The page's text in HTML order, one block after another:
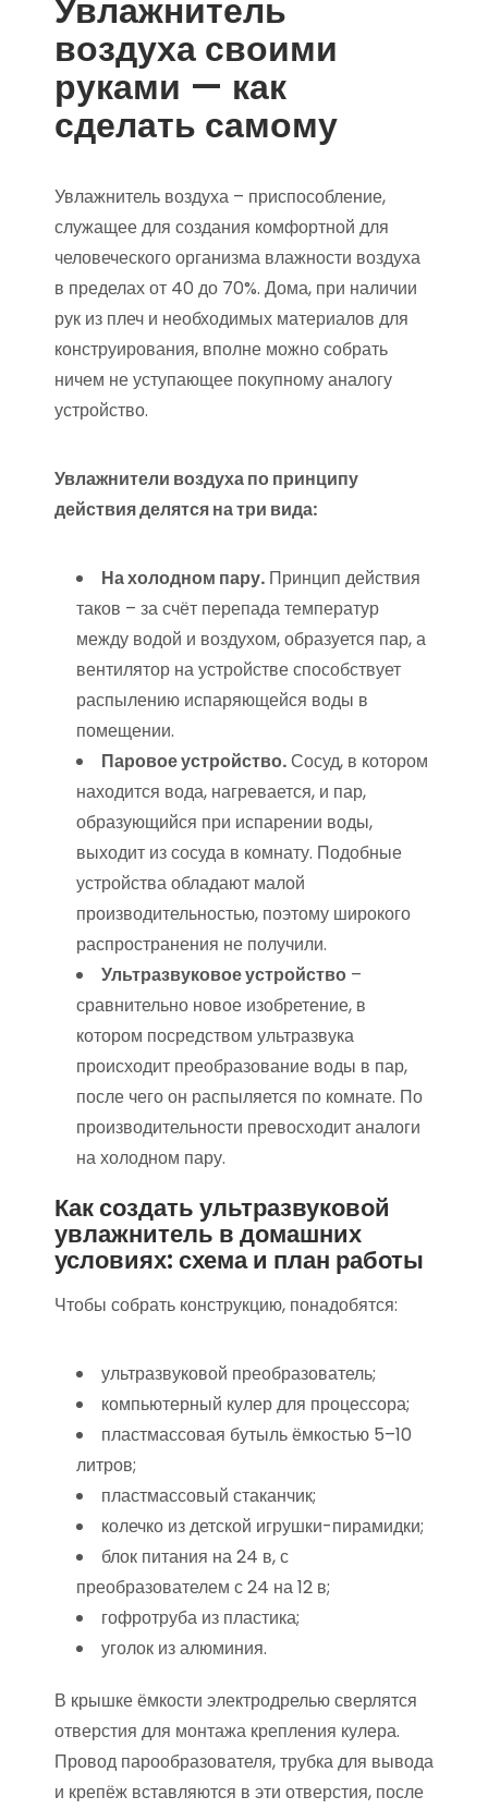
Увлажнитель
воздуха своими
руками — как
сделать самому
Увлажнитель воздуха – приспособление,
служащее для создания комфортной для
человеческого организма влажности воздуха
в пределах от 40 до 70%. Дома, при наличии
рук из плеч и необходимых материалов для
конструирования, вполне можно собрать
ничем не уступающее покупному аналогу
устройство.
Увлажнители воздуха по принципу
действия делятся на три вида:
На холодном пару. Принцип действия
таков – за счёт перепада температур
между водой и воздухом, образуется пар, а
вентилятор на устройстве способствует
распылению испаряющейся воды в
помещении.
Паровое устройство.Сосуд, в котором
находится вода, нагревается, и пар,
образующийся при испарении воды,
выходит из сосуда в комнату. Подобные
устройства обладают малой
производительностью, поэтому широкого
распространения не получили.
Ультразвуковое устройство –
сравнительно новое изобретение, в
котором посредством ультразвука
происходит преобразование воды в пар,
после чего он распыляется по комнате. По
производительности превосходит аналоги
на холодном пару.
Как создать ультразвуковой
увлажнитель в домашних
условиях: схема и план работы
Чтобы собрать конструкцию, понадобятся:
ультразвуковой преобразователь;
компьютерный кулер для процессора;
пластмассовая бутыль ёмкостью 5–10
литров;
пластмассовый стаканчик;
колечко из детской игрушки-пирамидки;
блок питания на 24 в, с
преобразователем с 24 на 12 в;
гофротруба из пластика;
уголок из алюминия.
В крышке ёмкости электродрелью сверлятся
отверстия для монтажа крепления кулера.
Провод парообразователя, трубка для вывода
и крепёж вставляются в эти отверстия, после